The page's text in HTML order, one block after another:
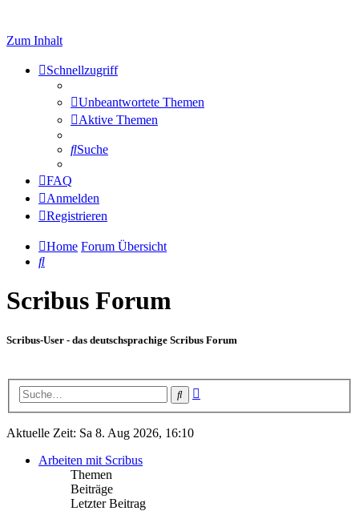
Zum Inhalt
Schnellzugriff
Unbeantwortete Themen
Aktive Themen
Suche
FAQ
Anmelden
Registrieren
Home Forum Übersicht
Suche
Scribus Forum
Scribus-User - das deutschsprachige Scribus Forum
Suche
Aktuelle Zeit: Sa 8. Aug 2026, 16:10
Arbeiten mit Scribus
Themen
Beiträge
Letzter Beitrag